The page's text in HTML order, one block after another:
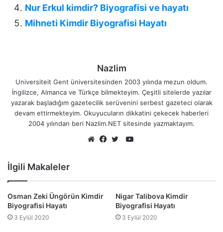
Nur Erkul kimdir? Biyografisi ve hayatı
Mihneti Kimdir Biyografisi Hayatı
Nazlim
Universiteit Gent üniversitesinden 2003 yılında mezun oldum.
İngilizce, Almanca ve Türkçe bilmekteyim. Çeşitli sitelerde yazılar
yazarak başladığım gazetecilik serüvenini serbest gazeteci olarak
devam ettirmekteyim. Okuyucuların dikkatini çekecek haberleri
2004 yılından beri Nazlim.NET sitesinde yazmaktayım.
YouTube
İlgili Makaleler
Osman Zeki Üngörün Kimdir
Biyografisi Hayatı
3 Eylül 2020
Nigar Talibova Kimdir
Biyografisi Hayatı
3 Eylül 2020